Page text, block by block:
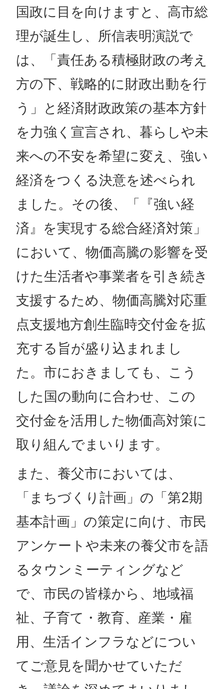
国政に目を向けますと、高市総
理が誕生し、所信表明演説で
は、「責任ある積極財政の考え
方の下、戦略的に財政出動を行
う」と経済財政政策の基本方針
を力強く宣言され、暮らしや未
来への不安を希望に変え、強い
経済をつくる決意を述べられ
ました。その後、「『強い経
済』を実現する総合経済対策」
において、物価高騰の影響を受
けた生活者や事業者を引き続き
支援するため、物価高騰対応重
点支援地方創生臨時交付金を拡
充する旨が盛り込まれまし
た。市におきましても、こう
した国の動向に合わせ、この
交付金を活用した物価高対策に
取り組んでまいります。
また、養父市においては、
「まちづくり計画」の「第2期
基本計画」の策定に向け、市民
アンケートや未来の養父市を語
るタウンミーティングなど
で、市民の皆様から、地域福
祉、子育て・教育、産業・雇
用、生活インフラなどについ
てご意見を聞かせていただ